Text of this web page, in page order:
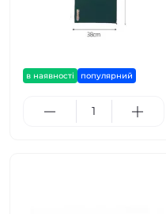
в наявності популярний